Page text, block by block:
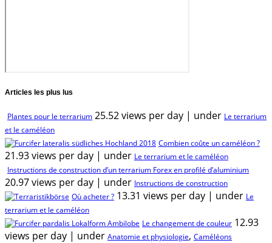
Articles les plus lus
Plantes pour le terrarium 25.52 views per day | under Le terrarium
et le caméléon
Combien coûte un caméléon ?
21.93 views per day | under Le terrarium et le caméléon
Instructions de construction d’un terrarium Forex en profilé d’aluminium
20.97 views per day | under Instructions de construction
Où acheter ? 13.31 views per day | under Le
terrarium et le caméléon
Le changement de couleur 12.93
views per day | under Anatomie et physiologie, Caméléons